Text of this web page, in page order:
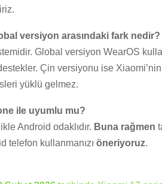
versiyon arasındaki fark nedir?
Global versiyon WearOS
Çin versiyonu ise
yüklü gelmez.
ile uyumlu mu?
Android odaklıdır. Buna rağmen
telefon kullanmanızı öneriyoruz.